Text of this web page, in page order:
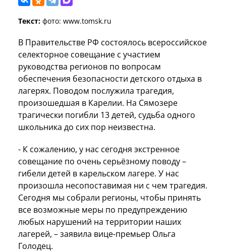
Текст: фото: www.tomsk.ru
В Правительстве РФ состоялось всероссийское
селекторное совещание с участием
руководства регионов по вопросам
обеспечения безопасности детского отдыха в
лагерях. Поводом послужила трагедия,
произошедшая в Карелии. На Сямозере
трагически погибли 13 детей, судьба одного
школьника до сих пор неизвестна.
- К сожалению, у нас сегодня экстренное
совещание по очень серьёзному поводу –
гибели детей в карельском лагере. У нас
произошла несопоставимая ни с чем трагедия.
Сегодня мы собрали регионы, чтобы принять
все возможные меры по предупреждению
любых нарушений на территории наших
лагерей, – заявила вице-премьер Ольга
Голодец.